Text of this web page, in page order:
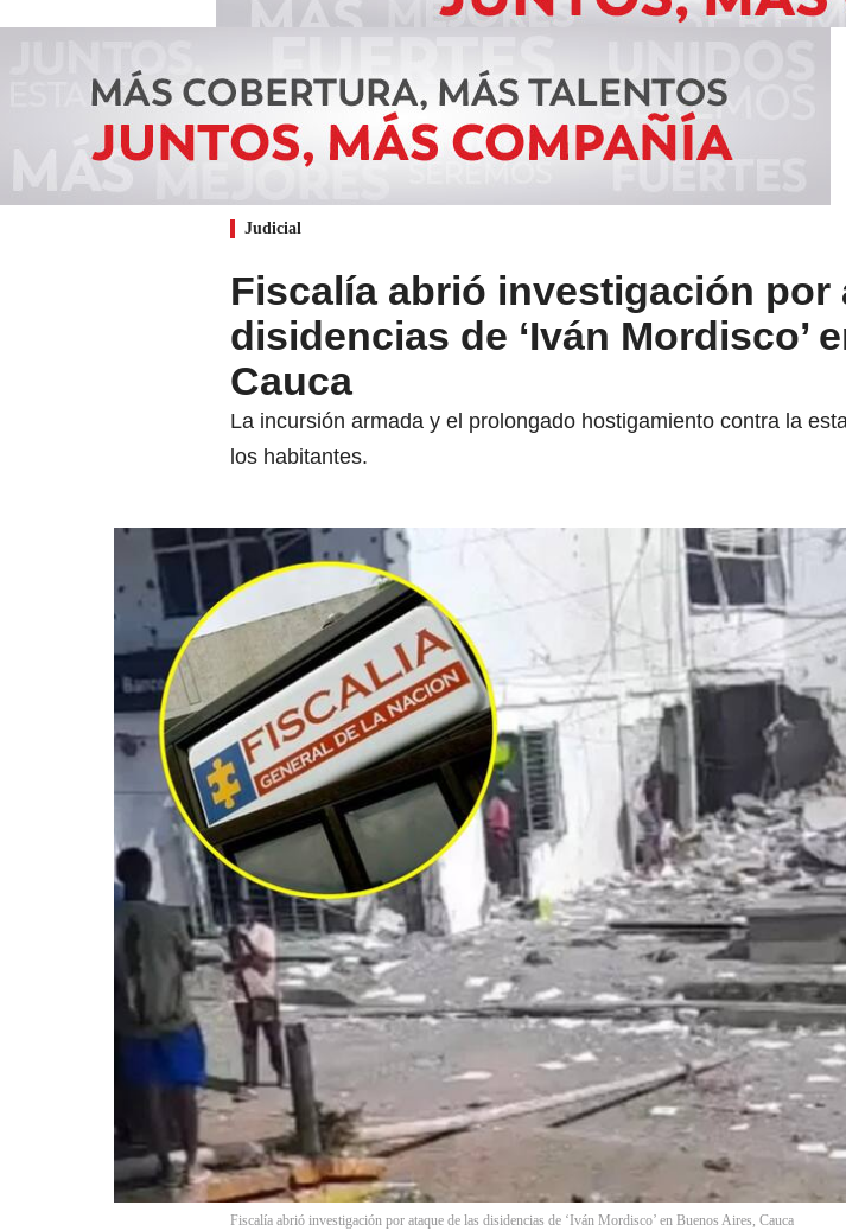
Judicial
Fiscalía abrió investigación por
disidencias de ‘Iván Mordisco’
Cauca
La incursión armada y el prolongado hostigamiento contra la
los habitantes.
Fiscalía abrió investigación por ataque de las disidencias de ‘Iván Mordisco’ en Buenos Aires, Cauca